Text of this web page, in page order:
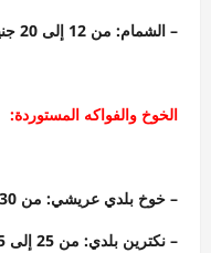
– الشمام: من 12 إلى 20 جنيهًا.
الخوخ والفواكه المستوردة:
– خوخ بلدي عريشي: من 30 إلى 60 جنيهًا.
– نكترين بلدي: من 25 إلى 35 جنيهًا.